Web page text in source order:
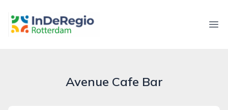
inderegiorotterdam.nl
Avenue Cafe Bar